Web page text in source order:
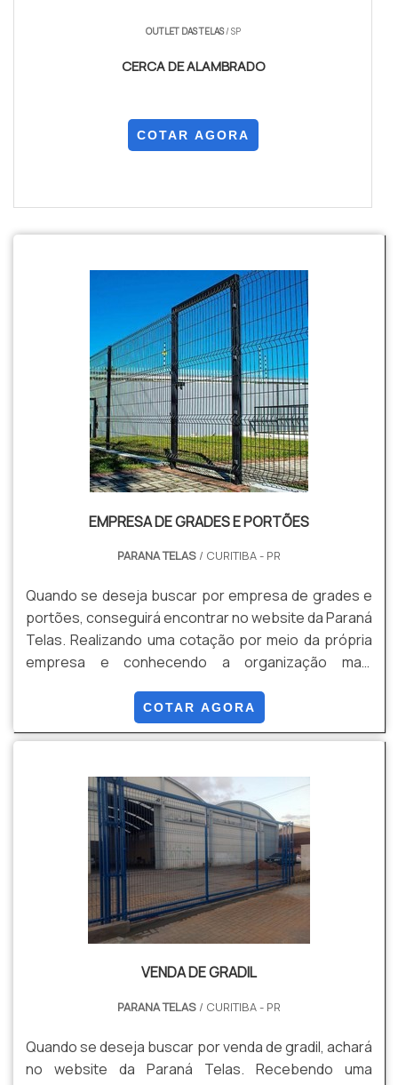
OUTLET DAS TELAS/ SP
CERCA DE ALAMBRADO
COTAR AGORA
EMPRESA DE GRADES E PORTÕES
PARANA TELAS / CURITIBA - PR
Quando se deseja buscar por empresa de grades e
portões, conseguirá encontrar no website da Paraná
Telas. Realizando uma cotação por meio da própria
empresa e conhecendo a organização mais
DE GRADES E PORTÕES Quem precisa de empresa
de grades e portões altamente qualificada, encontra
cerca para construção e gradil revestido em PVC,
focando em tecnolo...
COTAR AGORA
VENDA DE GRADIL
PARANA TELAS / CURITIBA - PR
Quando se deseja buscar por venda de gradil, achará
no website da Paraná Telas. Recebendo uma